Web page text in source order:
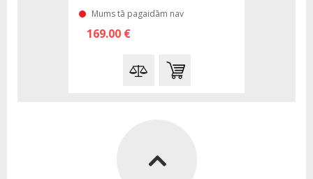
Mums tā pagaidām nav
169.00 €